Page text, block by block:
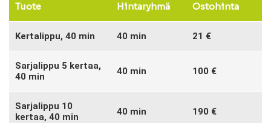
Tuote Hintaryhmä Ostohinta
Kertalippu, 40 min 40 min 21 €
Sarjalippu 5 kertaa,
40 min
40 min 100 €
Sarjalippu 10
kertaa, 40 min
40 min 190 €